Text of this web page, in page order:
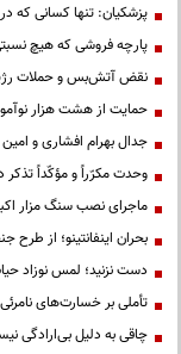
پزشکیان: تنها کسانی که
پارچه فروشی که هیچ نسبتی
نقض آتش‌بس و حملات
حمایت از هشت هزار
جدال بهرام افشاری و
وحدت مکرّراً و مؤکّداً تذکر
ماجرای نصب سنگ مزار
بحران اینفانتینو؛ از طرح
دست نزنید؛ لمس نوزاد
تأملی بر خسارت‌های
چاقی به دلیل بی‌ارادگی